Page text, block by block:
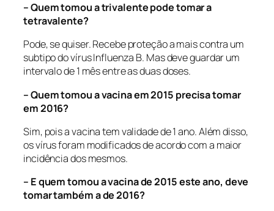
– Quem tomou a trivalente pode tomar a
tetravalente?
Pode, se quiser. Recebe proteção a mais contra um
subtipo do vírus Influenza B. Mas deve guardar um
intervalo de 1 mês entre as duas doses.
– Quem tomou a vacina em 2015 precisa tomar
em 2016?
Sim, pois a vacina tem validade de 1 ano. Além disso,
os vírus foram modificados de acordo com a maior
incidência dos mesmos.
– E quem tomou a vacina de 2015 este ano, deve
tomar também a de 2016?